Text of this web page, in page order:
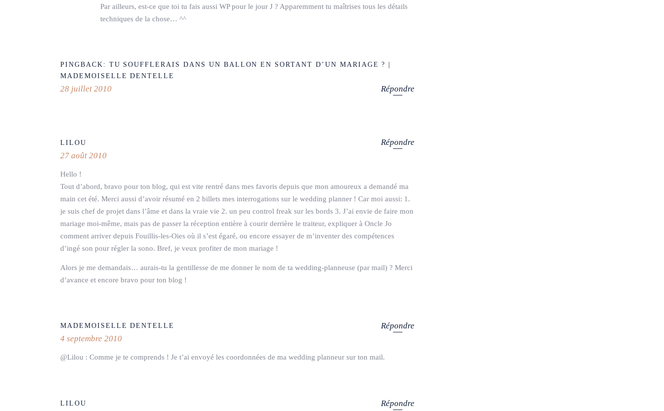
Par ailleurs, est-ce que toi tu fais aussi WP pour le jour J ? Apparemment tu maîtrises tous les détails
techniques de la chose… ^^
PINGBACK: TU SOUFFLERAIS DANS UN BALLON EN SORTANT D’UN MARIAGE ? |
MADEMOISELLE DENTELLE
Répondre
28 juillet 2010
LILOU
Répondre
27 août 2010
Hello !
Tout d’abord, bravo pour ton blog, qui est vite rentré dans mes favoris depuis que mon amoureux a demandé ma
main cet été. Merci aussi d’avoir résumé en 2 billets mes interrogations sur le wedding planner ! Car moi aussi: 1.
je suis chef de projet dans l’âme et dans la vraie vie 2. un peu control freak sur les bords 3. J’ai envie de faire mon
mariage moi-même, mais pas de passer la réception entière à courir derrière le traiteur, expliquer à Oncle Jo
comment arriver depuis Fouillis-les-Oies où il s’est égaré, ou encore essayer de m’inventer des compétences
d’ingé son pour régler la sono. Bref, je veux profiter de mon mariage !
Alors je me demandais… aurais-tu la gentillesse de me donner le nom de ta wedding-planneuse (par mail) ? Merci
d’avance et encore bravo pour ton blog !
MADEMOISELLE DENTELLE
Répondre
4 septembre 2010
@Lilou : Comme je te comprends ! Je t’ai envoyé les coordonnées de ma wedding planneur sur ton mail.
LILOU Répondre